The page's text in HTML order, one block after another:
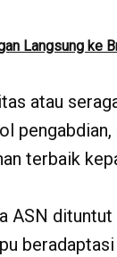
Langsung ke
atau
terbaik
ASN